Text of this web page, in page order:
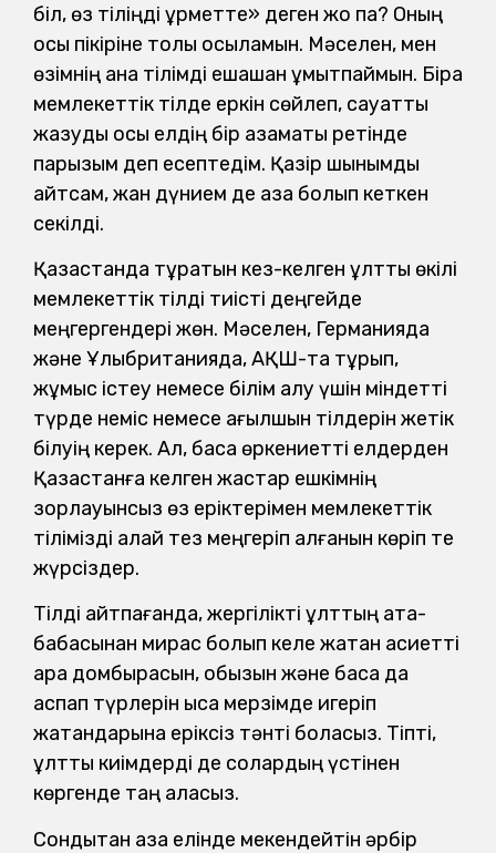
біл, өз тіліңді құрметте» деген жоқ па? Оның
осы пікіріне толық қосыламын. Мәселен, мен
өзімнің ана тілімді ешқашан ұмытпаймын. Бірақ
мемлекеттік тілде еркін сөйлеп, сауатты
жазуды осы елдің бір азаматы ретінде
парызым деп есептедім. Қазір шынымды
айтсам, жан дүнием де қазақ болып кеткен
секілді.
Қазақстанда тұратын кез-келген ұлттық өкілі
мемлекеттік тілді тиісті деңгейде
меңгергендері жөн. Мәселен, Германияда
және Ұлыбританияда, АҚШ-та тұрып,
жұмыс істеу немесе білім алу үшін міндетті
түрде неміс немесе ағылшын тілдерін жетік
білуің керек. Ал, басқа өркениетті елдерден
Қазақстанға келген жастар ешкімнің
зорлауынсыз өз еріктерімен мемлекеттік
тілімізді қалай тез меңгеріп алғанын көріп те
жүрсіздер.
Тілді айтпағанда, жергілікті ұлттың ата-
бабасынан мирас болып келе жатқан қасиетті
қара домбырасын, қобызын және басқа да
аспап түрлерін қысқа мерзімде игеріп
жатқандарына еріксіз тәнті боласыз. Тіпті,
ұлттық киімдерді де солардың үстінен
көргенде таң қаласыз.
Сондықтан қазақ елінде мекендейтін әрбір